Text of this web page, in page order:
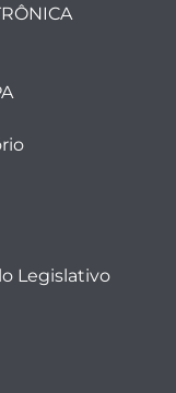
Legislativo